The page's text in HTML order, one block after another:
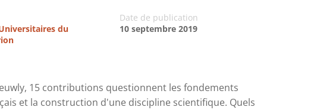
du
Date de publication
10 septembre 2019
15 contributions questionnent les fondements
et la construction d'une discipline scientifique. Quels